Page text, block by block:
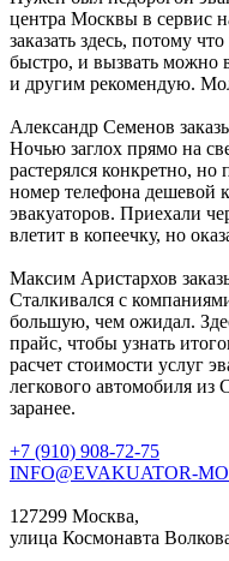
центра Москвы в сервис
заказать здесь, потому
быстро, и вызвать можно
и другим рекомендую.
Александр Семенов
Ночью заглох прямо на
растерялся конкретно,
номер телефона дешевой
эвакуаторов. Приехали
влетит в копеечку, но
Максим Аристархов
Сталкивался с
большую, чем ожидал.
прайс, чтобы узнать
расчет стоимости услуг
легкового автомобиля из
заранее.
+7 (910) 908-72-75
INFO@EVAKUATOR-
127299 Москва,
улица Космонавта